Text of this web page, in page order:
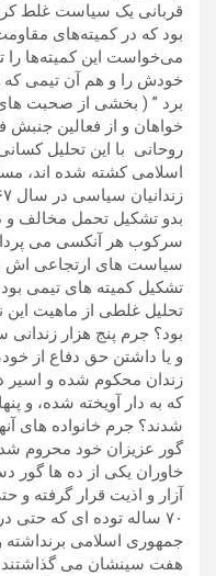
قربانی یک سیاست غلط
بود که در کمیته‌های
می‌خواست این کمیته‌ها را
خودش را و هم آن تیمی که
برد ” ( بخشی از صحبت
روحانی با این تحلیل
اسلامی کشته شده اند،
بدو تشکیل تحمل مخالف و
سرکوب هر آنکسی می
سیاست های ارتجاعی
تشکیل کمیته های تیمی
تحلیل غلطی از ماهیت
بود؟ جرم پنج هزار
و یا داشتن حق دفاع از
زندان محکوم شده و اسیر
که به دار آویخته شده، و
شدند؟ جرم خانواده های
گور عزیزان خود محروم
خاوران یکی از ده ها گور
آزار و اذیت قرار گرفته و
۷۰ ساله توده ای که
جمهوری اسلامی
هفت سینشان می گذاشتند